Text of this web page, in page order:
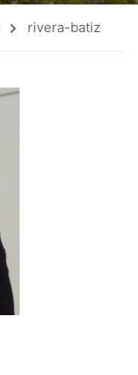
rivera-batiz